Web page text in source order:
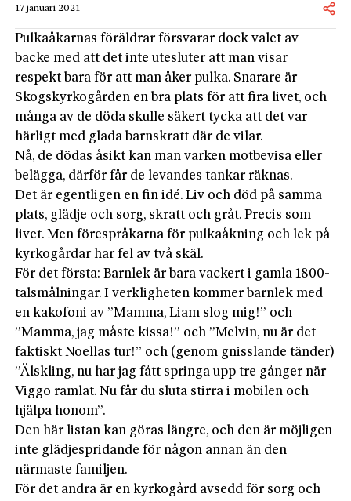
17 januari 2021
Pulkaåkarnas föräldrar försvarar dock valet av
backe med att det inte utesluter att man visar
respekt bara för att man åker pulka. Snarare är
Skogskyrkogården en bra plats för att fira livet, och
många av de döda skulle säkert tycka att det var
härligt med glada barnskratt där de vilar.
Nå, de dödas åsikt kan man varken motbevisa eller
belägga, därför får de levandes tankar räknas.
Det är egentligen en fin idé. Liv och död på samma
plats, glädje och sorg, skratt och gråt. Precis som
livet. Men förespråkarna för pulkaåkning och lek på
kyrkogårdar har fel av två skäl.
För det första: Barnlek är bara vackert i gamla 1800-
talsmålningar. I verkligheten kommer barnlek med
en kakofoni av ”Mamma, Liam slog mig!” och
”Mamma, jag måste kissa!” och ”Melvin, nu är det
faktiskt Noellas tur!” och (genom gnisslande tänder)
”Älskling, nu har jag fått springa upp tre gånger när
Viggo ramlat. Nu får du sluta stirra i mobilen och
hjälpa honom”.
Den här listan kan göras längre, och den är möjligen
inte glädjespridande för någon annan än den
närmaste familjen.
För det andra är en kyrkogård avsedd för sorg och